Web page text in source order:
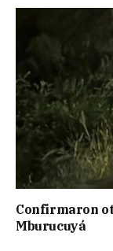
Confirmaron
Mburucuyá